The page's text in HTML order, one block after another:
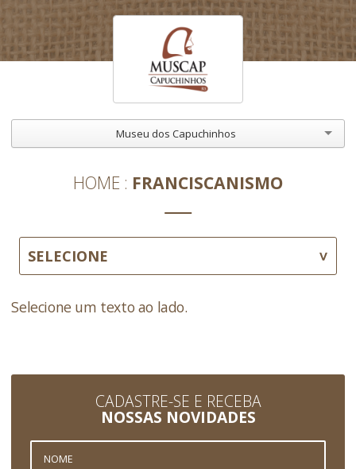
Museu dos Capuchinhos
HOME FRANCISCANISMO
SELECIONE
Selecione um texto ao lado.
CADASTRE-SE E RECEBA
NOSSAS NOVIDADES